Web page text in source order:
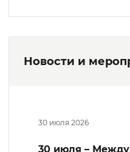
Новости и
30 июля 2026
30 июля –